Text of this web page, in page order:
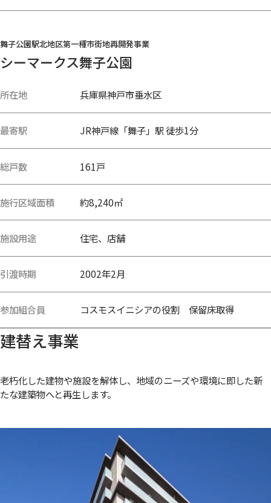
舞子公園駅北地区第一種市街地再開発事業
シーマークス舞子公園
所在地 兵庫県神戸市垂水区
最寄駅 JR神戸線「舞子」駅 徒歩1分
総戸数 161戸
施行区域面積 約8,240㎡
施設用途 住宅、店舗
引渡時期 2002年2月
参加組合員 コスモスイニシアの役割 保留床取得
建替え事業
老朽化した建物や施設を解体し、地域のニーズや環境に即した新
たな建築物へと再生します。